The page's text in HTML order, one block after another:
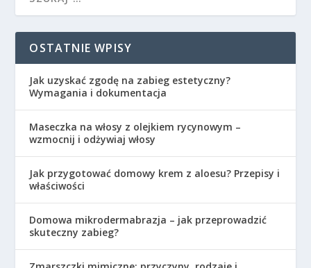
OSTATNIE WPISY
Jak uzyskać zgodę na zabieg estetyczny?
Wymagania i dokumentacja
Maseczka na włosy z olejkiem rycynowym –
wzmocnij i odżywiaj włosy
Jak przygotować domowy krem z aloesu? Przepisy i
właściwości
Domowa mikrodermabrazja – jak przeprowadzić
skuteczny zabieg?